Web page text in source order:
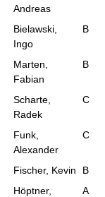
Andreas
Bielawski,
Ingo
B
Marten,
Fabian
B
Scharte,
Radek
C
Funk,
Alexander
C
Fischer, Kevin B
Höptner,
A